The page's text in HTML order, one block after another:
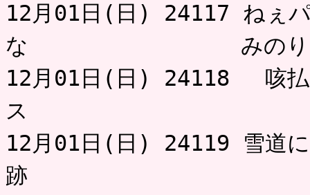
12月01日(日) 24117 ねぇパ
な みのり
12月01日(日) 24118 咳払
ス
12月01日(日) 24119 雪道に
跡